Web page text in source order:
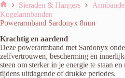
Home
Sieraden & Hangers
Kogelarmbanden
Powerarmband Sardonyx 8mm
Krachtig en aardend
Deze powerarmband met Sardonyx
zelfvertrouwen, bescherming en
steen om sterker in je energie te staan en
tijdens uitdagende of drukke periodes.